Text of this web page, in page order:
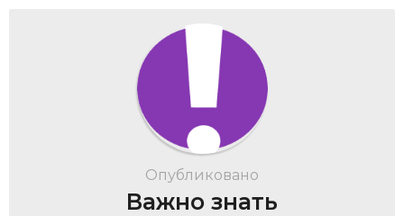
Опубликовано
Важно знать